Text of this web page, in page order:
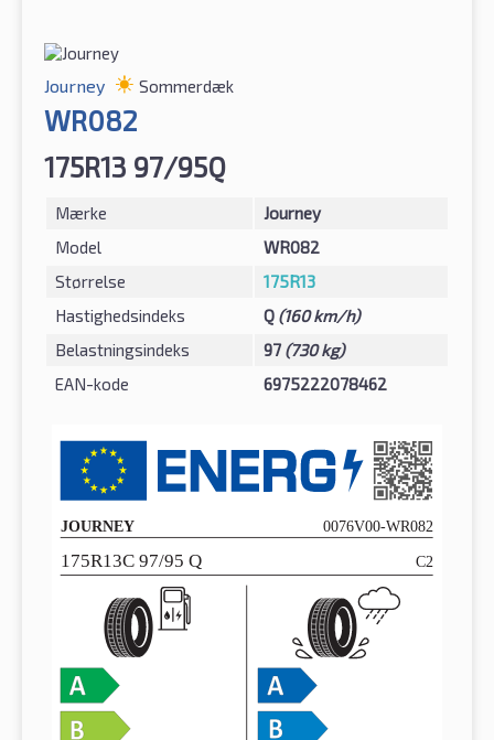
Journey Sommerdæk
WR082
175R13 97/95Q
Mærke
Journey
Model
WR082
Størrelse
175R13
Hastighedsindeks
Q (160 km/h)
Belastningsindeks
97 (730 kg)
EAN-kode
6975222078462